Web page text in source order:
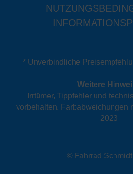
* Unverbindliche
Weitere
Irrtümer, Tippfehler und
vorbehalten. Farbabweichungen
2023
© Fahrrad